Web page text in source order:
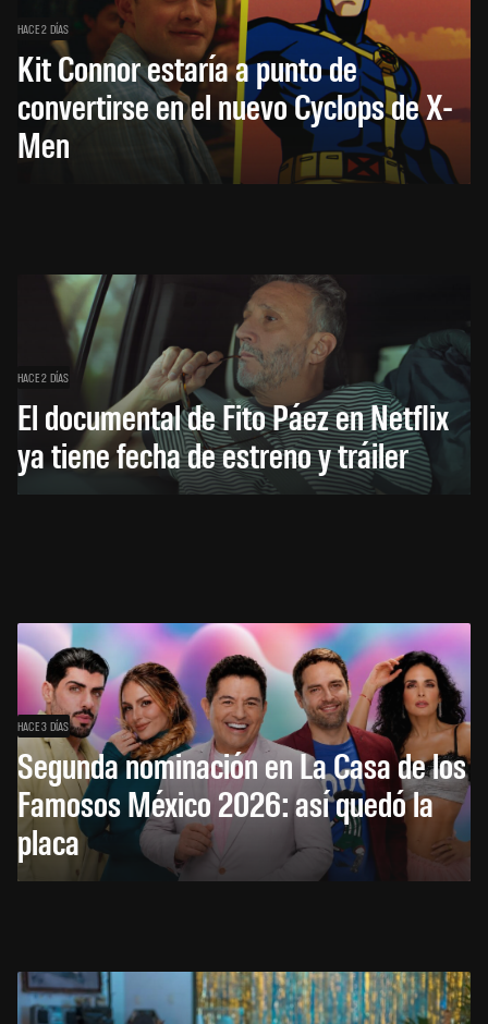
HACE 2 DÍAS
Kit Connor estaría a punto de
convertirse en el nuevo Cyclops de X-
Men
HACE 2 DÍAS
El documental de Fito Páez en Netflix
ya tiene fecha de estreno y tráiler
HACE 3 DÍAS
Segunda nominación en La Casa de los
Famosos México 2026: así quedó la
placa